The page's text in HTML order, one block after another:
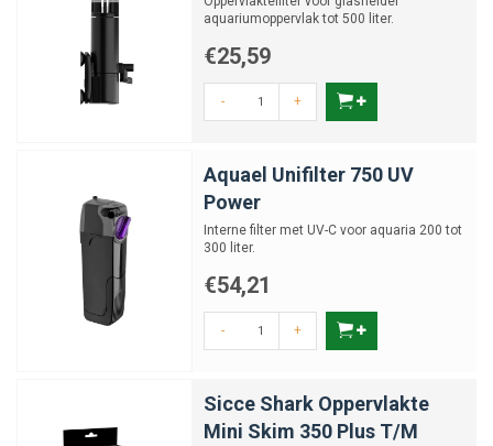
aquariumoppervlak tot 500 liter.
€25,59
- +
Aquael Unifilter 750 UV
Power
Interne filter met UV-C voor aquaria 200 tot
300 liter.
€54,21
- +
Sicce Shark Oppervlakte
Mini Skim 350 Plus T/M